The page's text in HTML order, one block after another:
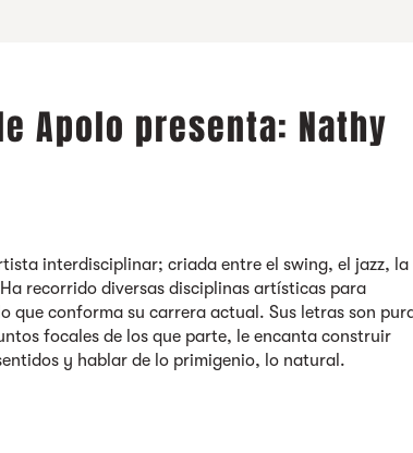
Apolo presenta: Nathy
interdisciplinar; criada entre el swing, el jazz, la
recorrido diversas disciplinas artísticas para
que conforma su carrera actual. Sus letras son
focales de los que parte, le encanta construir
y hablar de lo primigenio, lo natural.